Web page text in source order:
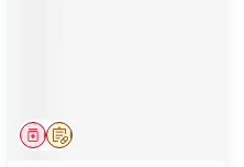
Op voorschrift
Geneesmiddel